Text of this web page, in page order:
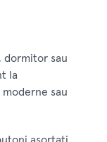
dormitor sau
la
sau